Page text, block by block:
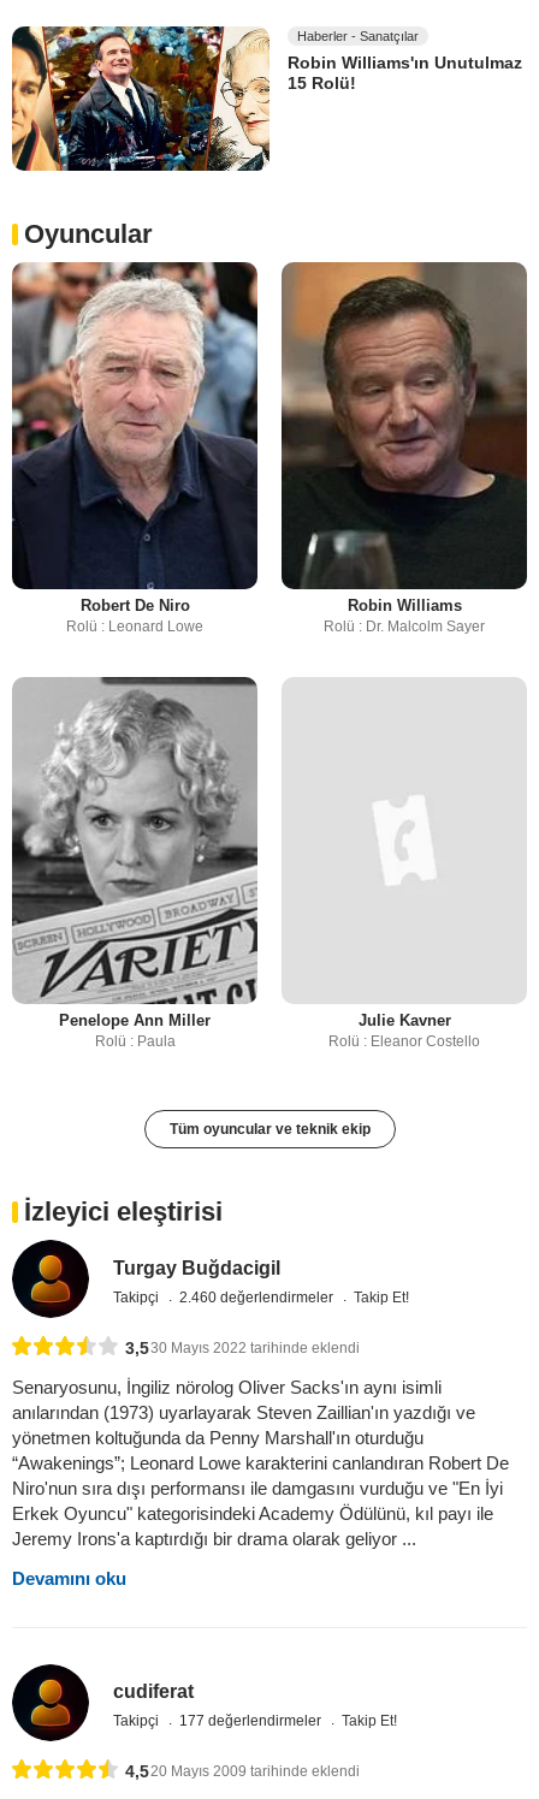
Haberler - Sanatçılar
Robin Williams'ın Unutulmaz
15 Rolü!
Oyuncular
Robert De Niro
Rolü : Leonard Lowe
Robin Williams
Rolü : Dr. Malcolm Sayer
Penelope Ann Miller
Rolü : Paula
Julie Kavner
Rolü : Eleanor Costello
Tüm oyuncular ve teknik ekip
İzleyici eleştirisi
Turgay Buğdacigil
Takipçi 2.460 değerlendirmeler Takip Et!
3,530 Mayıs 2022 tarihinde eklendi
Senaryosunu, İngiliz nörolog Oliver Sacks'ın aynı isimli
anılarından (1973) uyarlayarak Steven Zaillian'ın yazdığı ve
yönetmen koltuğunda da Penny Marshall'ın oturduğu
“Awakenings”; Leonard Lowe karakterini canlandıran Robert De
Niro'nun sıra dışı performansı ile damgasını vurduğu ve "En İyi
Erkek Oyuncu" kategorisindeki Academy Ödülünü, kıl payı ile
Jeremy Irons'a kaptırdığı bir drama olarak geliyor ...
Devamını oku
cudiferat
Takipçi 177 değerlendirmeler Takip Et!
4,520 Mayıs 2009 tarihinde eklendi